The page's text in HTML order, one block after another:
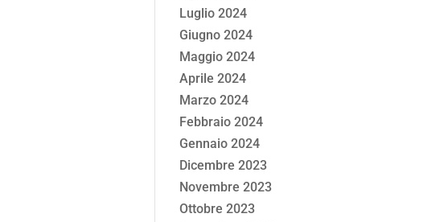
Luglio 2024
Giugno 2024
Maggio 2024
Aprile 2024
Marzo 2024
Febbraio 2024
Gennaio 2024
Dicembre 2023
Novembre 2023
Ottobre 2023